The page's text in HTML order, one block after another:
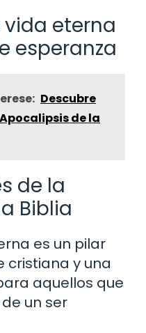
vida eterna
esperanza
Descubre
de la
de la
Biblia
es un pilar
cristiana y una
aquellos que
un ser